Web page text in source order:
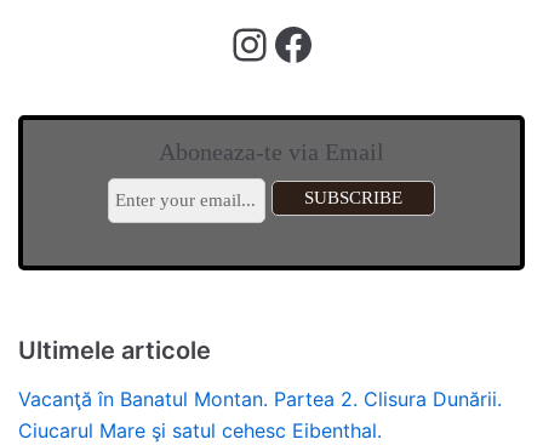
Aboneaza-te via Email
Ultimele articole
Vacanţă în Banatul Montan. Partea 2. Clisura Dunării.
Ciucarul Mare şi satul cehesc Eibenthal.